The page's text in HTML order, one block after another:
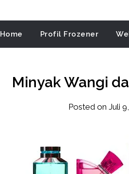
Home Profil Frozener
Minyak Wangi
Posted on Juli